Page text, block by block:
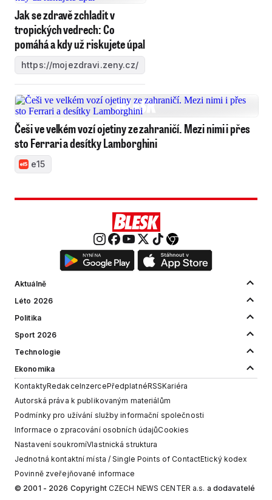
Jak se zdravě zchladit v
tropických vedrech: Co
pomáhá a kdy už riskujete úpal
https://mojezdravi.zeny.cz/
Češi ve velkém vozí ojetiny ze zahraničí. Mezi nimi i přes
sto Ferrari a desítky Lamborghini
e15
Aktuálně
Léto 2026
Politika
Sport 2026
Technologie
Ekonomika
KontaktyRedakceInzercePředplatnéRSSKariéra
Autorská práva k publikovaným materiálům
Podmínky pro užívání služby informační společnosti
Informace o zpracování osobních údajůCookies
Nastavení soukromíVlastnická struktura
Jednotná kontaktní místa / Single Points of ContactEtický kodex
Povinně zveřejňované informace
© 2001 - 2026 Copyright CZECH NEWS CENTER a.s. a dodavatelé